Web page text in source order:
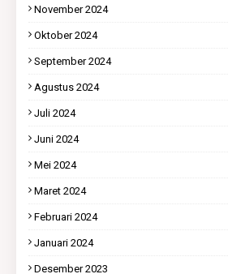
November 2024
Oktober 2024
September 2024
Agustus 2024
Juli 2024
Juni 2024
Mei 2024
Maret 2024
Februari 2024
Januari 2024
Desember 2023